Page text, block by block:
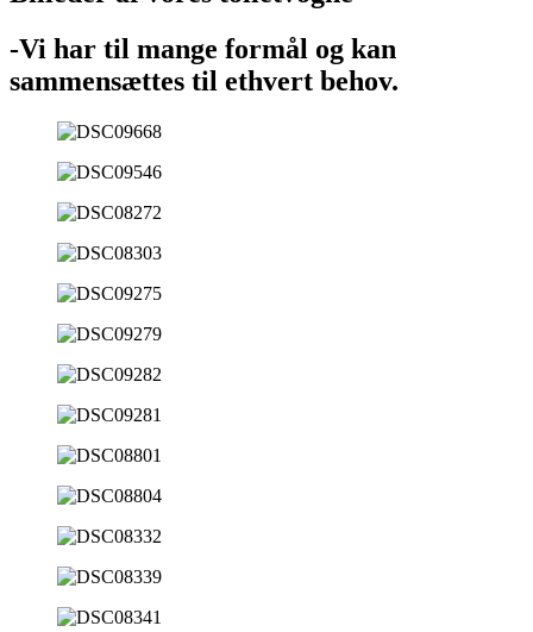
-Vi har til mange formål og kan
sammensættes til ethvert behov.